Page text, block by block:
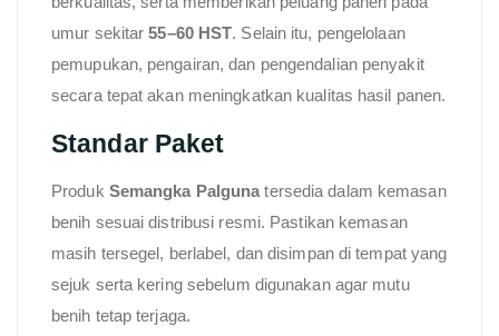
umur sekitar55–60 HST. Selain itu, pengelolaan
pemupukan, pengairan, dan pengendalian penyakit
secara tepat akan meningkatkan kualitas hasil panen.
Standar Paket
Produk Semangka Palguna tersedia dalam kemasan
benih sesuai distribusi resmi. Pastikan kemasan
masih tersegel, berlabel, dan disimpan di tempat yang
sejuk serta kering sebelum digunakan agar mutu
benih tetap terjaga.